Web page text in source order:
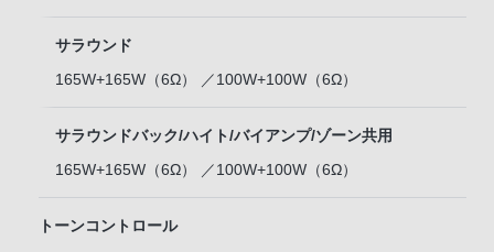
サラウンド
165W+165W（6Ω） ／100W+100W（6Ω）
サラウンドバック/ハイト/バイアンプ/ゾーン共用
165W+165W（6Ω） ／100W+100W（6Ω）
トーンコントロール